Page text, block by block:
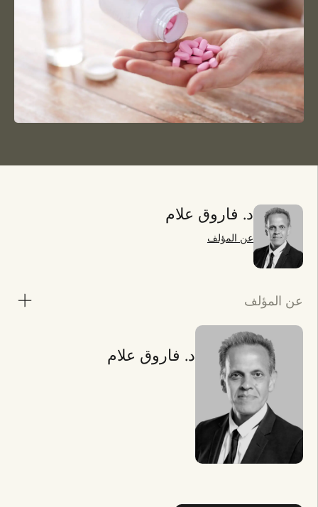
د. فاروق علام
عن المؤلف
عن المؤلف
د. فاروق علام